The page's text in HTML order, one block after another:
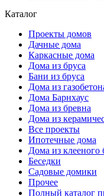
Каталог
Проекты домов
Дачные дома
Каркасные дома
Дома из бруса
Бани из бруса
Дома из
Дома Барнхаус
Дома из бревна
Дома из
Все проекты
Ипотечные дома
Дома из клееного
Беседки
Садовые домики
Прочее
Полный каталог